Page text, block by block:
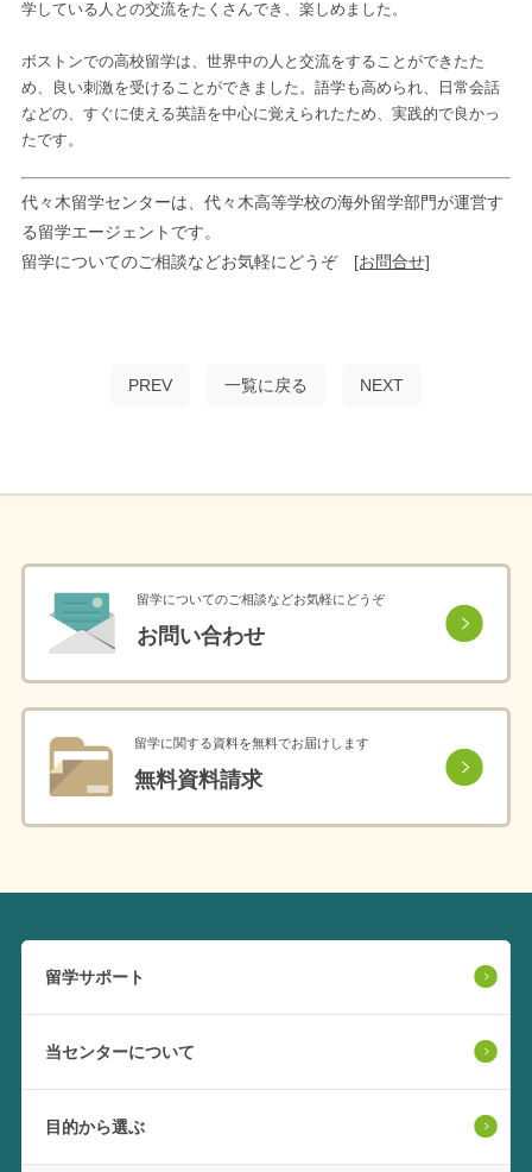
学している人との交流をたくさんでき、楽しめました。
ボストンでの高校留学は、世界中の人と交流をすることができたた
め、良い刺激を受けることができました。語学も高められ、日常会話
などの、すぐに使える英語を中心に覚えられたため、実践的で良かっ
たです。
代々木留学センターは、代々木高等学校の海外留学部門が運営す
る留学エージェントです。
留学についてのご相談などお気軽にどうぞ [お問合せ]
PREV 一覧に戻る NEXT
留学についてのご相談などお気軽にどうぞ
お問い合わせ
留学に関する資料を無料でお届けします
無料資料請求
留学サポート
当センターについて
目的から選ぶ